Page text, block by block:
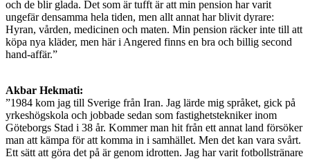
och de blir glada. Det som är tufft är att min pension har varit
ungefär densamma hela tiden, men allt annat har blivit dyrare:
Hyran, vården, medicinen och maten. Min pension räcker inte till att
köpa nya kläder, men här i Angered finns en bra och billig second
hand-affär.”
Akbar Hekmati:
”1984 kom jag till Sverige från Iran. Jag lärde mig språket, gick på
yrkeshögskola och jobbade sedan som fastighetstekniker inom
Göteborgs Stad i 38 år. Kommer man hit från ett annat land försöker
man att kämpa för att komma in i samhället. Men det kan vara svårt.
Ett sätt att göra det på är genom idrotten. Jag har varit fotbollstränare